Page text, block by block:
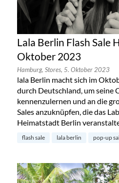
Lala Berlin Flash Sale
Oktober 2023
Hamburg, Stores, 5. Oktober 2023
lala Berlin macht sich im
durch Deutschland, um seine
kennenzulernen und an die
Sales anzuknüpfen, die das
Heimatstadt Berlin
flash sale lala berlin pop-up